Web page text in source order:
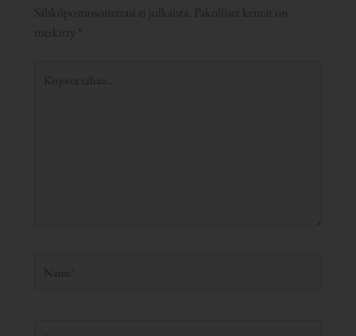
Sähköpostiosoitettasi ei julkaista. Pakolliset kentät on
merkitty *
tähän..